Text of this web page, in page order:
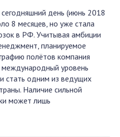
день (июнь 2018
8 месяцев, но уже стала
в РФ. Учитывая амбиции
планируемое
полётов компания
уровень
стать одним из ведущих
Наличие сильной
может лишь